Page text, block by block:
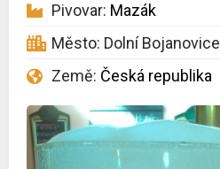
Pivovar: Mazák
Město: Dolní Bojanovice
Země: Česká republika